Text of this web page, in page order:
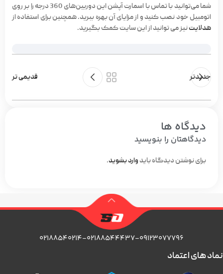
شما می‌توانید با تماس با اسمارت آپشن
این دوربین‌های 360 درجه را بر روی
اتومبیل خود نصب کنید و از مزایای آن بهره ببرید. همچنین برای استفاده از
هدلایتنیز می توانید از این سایت کمک بگیرید.
جدیدتر قدیمی تر
دیدگاه ها
دیدگاهتان را بنویسید
برای نوشتن دیدگاه باید وارد بشوید.
۰۲۱۸۸۵۴۰۲۱۴-۰۲۱۸۸۵۴۴۴۳۷-۰۹۱۲۳۰۷۷۷۹۶
نماد های اعتماد